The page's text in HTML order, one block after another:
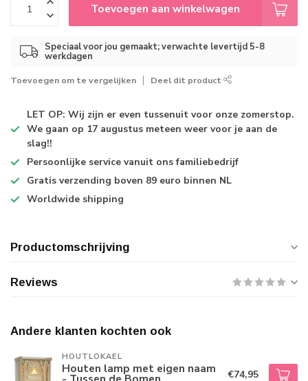
Toevoegen aan winkelwagen
Speciaal voor jou gemaakt; verwachte levertijd 5-8
werkdagen
Toevoegen om te vergelijken Deel dit product
LET OP: Wij zijn er even tussenuit voor onze zomerstop.
We gaan op 17 augustus meteen weer voor je aan de
slag!!
Persoonlijke service vanuit ons familiebedrijf
Gratis verzending boven 89 euro binnen NL
Worldwide shipping
Productomschrijving
Reviews
Andere klanten kochten ook
HOUTLOKAEL
Houten lamp met eigen naam €74,95